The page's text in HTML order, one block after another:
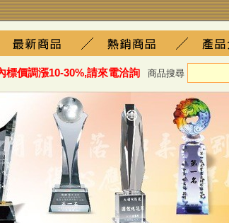
標價調漲10-30%,請來電洽詢 商品搜尋